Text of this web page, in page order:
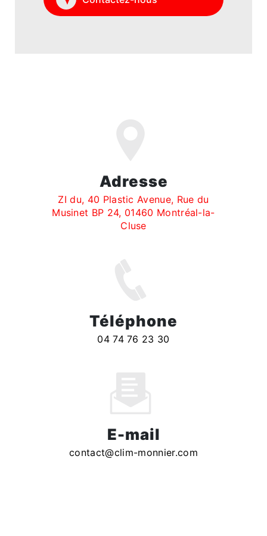
Adresse
ZI du, 40 Plastic Avenue, Rue du
Musinet BP 24, 01460 Montréal-la-
Cluse
Téléphone
04 74 76 23 30
E-mail
contact@clim-monnier.com